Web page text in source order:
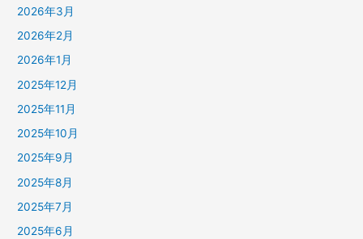
2026年3月
2026年2月
2026年1月
2025年12月
2025年11月
2025年10月
2025年9月
2025年8月
2025年7月
2025年6月